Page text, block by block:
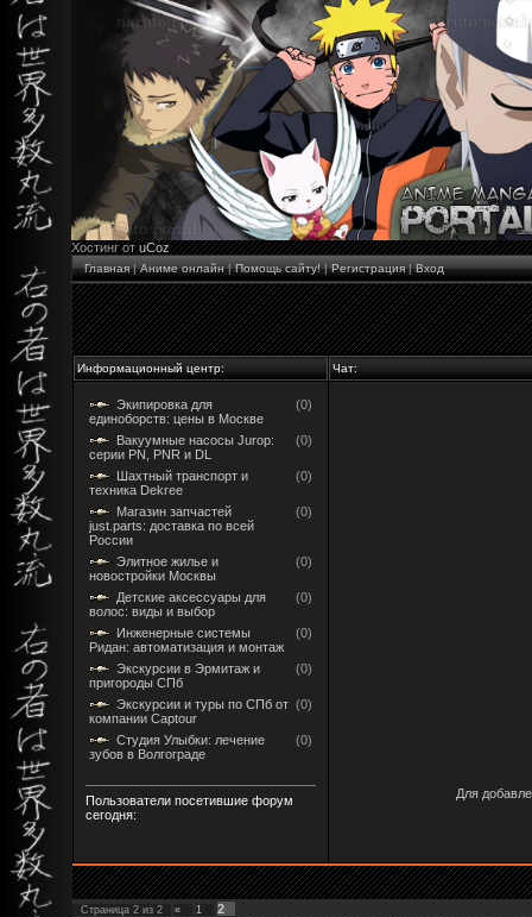
Хостинг отuCoz
Главная|Аниме онлайн|Помощь сайту!|Регистрация|Вход
Информационный центр: Чат:
Экипировка для
единоборств: цены в Москве
(0)
Вакуумные насосы Jurop:
серии PN, PNR и DL
(0)
Шахтный транспорт и
техника Dekree
(0)
Магазин запчастей
just.parts: доставка по всей
России
(0)
Элитное жилье и
новостройки Москвы
(0)
Детские аксессуары для
волос: виды и выбор
(0)
Инженерные системы
Ридан: автоматизация и монтаж
(0)
Экскурсии в Эрмитаж и
пригороды СПб
(0)
Экскурсии и туры по СПб от
компании Captour
(0)
Студия Улыбки: лечение
зубов в Волгограде
(0)
Пользователи посетившие форум
сегодня:
Для
Страница 2 из 2 « 1 2